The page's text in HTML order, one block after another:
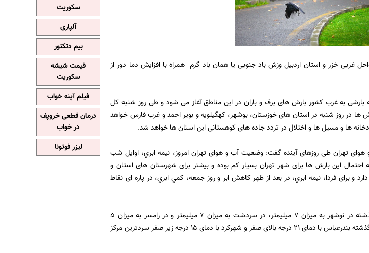
غربی خزر و استان اردبیل وزش باد جنوبی یا همان باد گرم همراه با افزایش دما دور از
بارشی به غرب کشور بارش های برف و باران در این مناطق آغاز می شود و طی روز شنبه کل
ها در روز شنبه در استان های خوزستان، بوشهر، کهگیلویه و بویر احمد و غرب فارس خواهد
ها و مسیل ها و اختلال در تردد جاده های کوهستانی این استان ها خواهد شد.
تهران طی روزهای آینده گفت: وضعیت آب و هوای تهران امروز، نيمه ابري، اوایل شب
احتمال این بارش ها برای شهر تهران بسیار کم بوده و بیشتر برای شهرستان های استان و
و برای فردا، نيمه ابري، در بعد از ظهر کاهش ابر و روز جمعه، کمي ابري، در پاره ای نقاط
وی افزود: بیشترین میزان بارش ها طی روز گذشته در نوشهر به میزان 7 میلیمتر، در سردشت به میزان 7 میلیمتر و در رامسر به میزان 5
میلیمتر و گرمترین مرکز استان طی 24 ساعت گذشته بندرعباس با دمای 21 درجه بالای صفر و شهرکرد با دمای 15 درجه زیر صفر سردترین مرکز
سکوریت
آلپاری
بیم دتکتور
قیمت شیشه
سکوریت
فیلم آپنه خواب
درمان قطعی خروپف
در خواب
لیزر فوتونا